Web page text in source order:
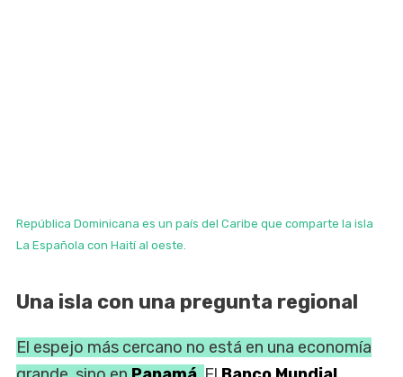
República Dominicana es un país del Caribe que comparte la isla
La Española con Haití al oeste.
Una isla con una pregunta regional
El espejo más cercano no está en una economía